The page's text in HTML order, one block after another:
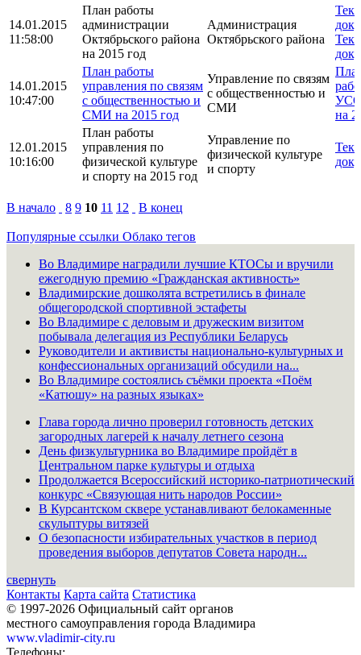
14.01.2015
11:58:00
План работы
администрации
Октябрьского района
на 2015 год
Администрация
Октябрьского района
14.01.2015
10:47:00
План работы
управления по связям
с общественностью и
СМИ на 2015 год
Управление по связям
с общественностью и
СМИ
на
12.01.2015
10:16:00
План работы
управления по
физической культуре
и спорту на 2015 год
Управление по
физической культуре
и спорту
В начало 8 9 10 11 12 В конец
Популярные ссылки Облако тегов
Во Владимире наградили лучшие КТОСы и вручили
ежегодную премию «Гражданская активность»
Владимирские дошколята встретились в финале
общегородской спортивной эстафеты
Во Владимире с деловым и дружеским визитом
побывала делегация из Республики Беларусь
Руководители и активисты национально-культурных и
конфессиональных организаций обсудили на...
Во Владимире состоялись съёмки проекта «Поём
«Катюшу» на разных языках»
Глава города лично проверил готовность детских
загородных лагерей к началу летнего сезона
День физкультурника во Владимире пройдёт в
Центральном парке культуры и отдыха
Продолжается Всероссийский историко-патриотический
конкурс «Связующая нить народов России»
В Курсантском сквере устанавливают белокаменные
скульптуры витязей
О безопасности избирательных участков в период
проведения выборов депутатов Совета народн...
свернуть
Контакты Карта сайта Статистика
© 1997-2026 Официальный сайт органов
местного самоуправления города Владимира
www.vladimir-city.ru
Телефоны: